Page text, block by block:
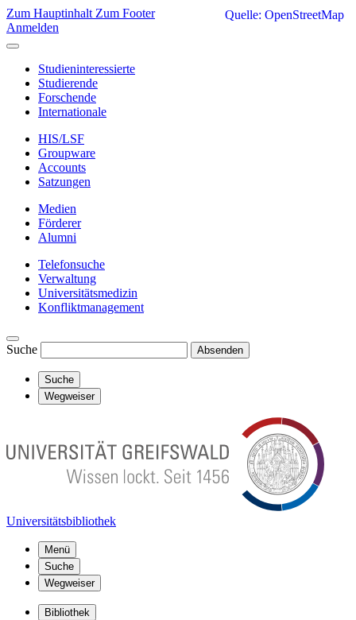
Zum Hauptinhalt Zum Footer
Anmelden
Studieninteressierte
Studierende
Forschende
Internationale
HIS/LSF
Groupware
Accounts
Satzungen
Medien
Förderer
Alumni
Telefonsuche
Verwaltung
Universitätsmedizin
Konfliktmanagement
Suche Absenden
Suche
Wegweiser
Universitätsbibliothek
Menü
Suche
Wegweiser
Bibliothek
Quelle: OpenStreetMap